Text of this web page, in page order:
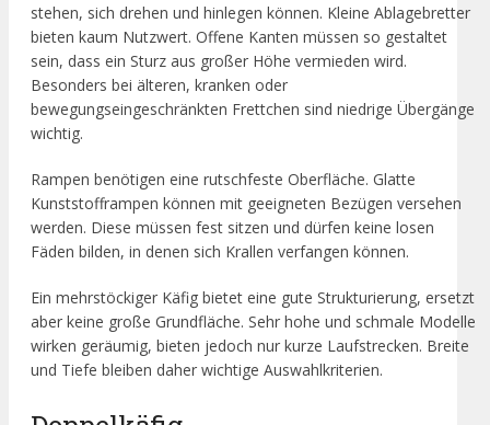
stehen, sich drehen und hinlegen können. Kleine Ablagebretter
bieten kaum Nutzwert. Offene Kanten müssen so gestaltet
sein, dass ein Sturz aus großer Höhe vermieden wird.
Besonders bei älteren, kranken oder
bewegungseingeschränkten Frettchen sind niedrige Übergänge
wichtig.
Rampen benötigen eine rutschfeste Oberfläche. Glatte
Kunststofframpen können mit geeigneten Bezügen versehen
werden. Diese müssen fest sitzen und dürfen keine losen
Fäden bilden, in denen sich Krallen verfangen können.
Ein mehrstöckiger Käfig bietet eine gute Strukturierung, ersetzt
aber keine große Grundfläche. Sehr hohe und schmale Modelle
wirken geräumig, bieten jedoch nur kurze Laufstrecken. Breite
und Tiefe bleiben daher wichtige Auswahlkriterien.